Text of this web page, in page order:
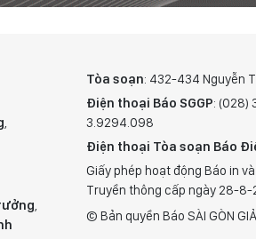
,
,
Tòa soạn: 432-434 Nguyễn
Điện thoại Báo SGGP: (028)
3.9294.098
Điện thoại Tòa soạn Báo
Giấy phép hoạt động Báo in
Truyền thông cấp ngày 28-8-
© Bản quyền Báo SÀI GÒN